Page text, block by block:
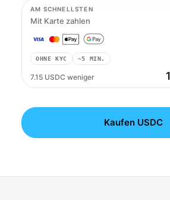
AM SCHNELLSTEN
Mit Karte zahlen
OHNE KYC ~5 MIN.
7.15 USDC weniger
Kaufen USDC